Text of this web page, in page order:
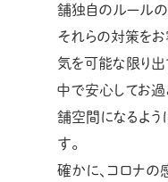
舗独自のルールの
それらの対策をお
気を可能な限り出
中で安心してお過
舗空間になるよう
す。
確かに、コロナ